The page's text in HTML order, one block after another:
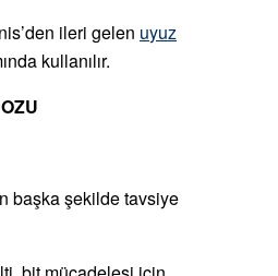
ileri gelen uyuz
kullanılır.
başka şekilde tavsiye